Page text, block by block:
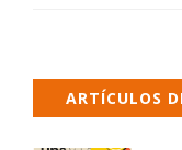
ARTÍCULOS